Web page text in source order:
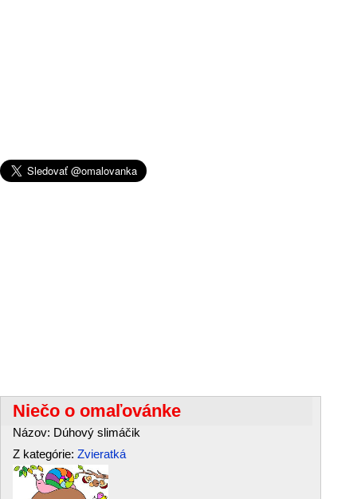
Niečo o omaľovánke
Názov: Dúhový slimáčik
Z kategórie: Zvieratká